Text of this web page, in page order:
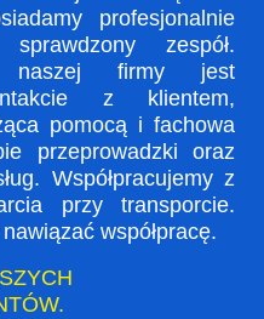
profesjonalnie
zespół.
naszej firmy jest
z klientem,
pomocą i fachowa
przeprowadzki oraz
Współpracujemy z
przy transporcie.
współpracę.